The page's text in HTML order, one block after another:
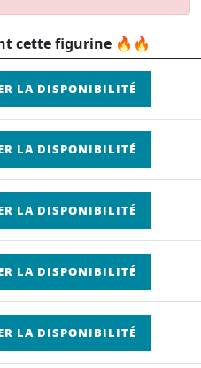
cette figurine 🔥🔥
LA DISPONIBILITÉ
LA DISPONIBILITÉ
LA DISPONIBILITÉ
LA DISPONIBILITÉ
LA DISPONIBILITÉ